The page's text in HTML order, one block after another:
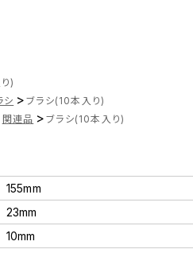
)
シ > ブラシ(10本入り)
関連品 > ブラシ(10本入り)
155mm
23mm
10mm